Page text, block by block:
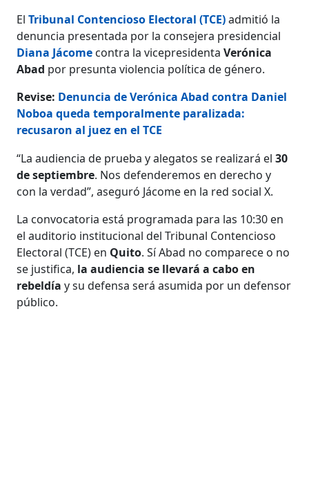
ElTribunal Contencioso Electoral (TCE)admitió la
denuncia presentada por la consejera presidencial
Diana Jácome contra la vicepresidentaVerónica
Abad por presunta violencia política de género.
Revise: Denuncia de Verónica Abad contra Daniel
Noboa queda temporalmente paralizada:
recusaron al juez en el TCE
“La audiencia de prueba y alegatos se realizará el30
de septiembre. Nos defenderemos en derecho y
con la verdad”, aseguró Jácome en la red social X.
La convocatoria está programada para las 10:30 en
el auditorio institucional del Tribunal Contencioso
Electoral (TCE) en Quito. Sí Abad no comparece o no
se justifica, la audiencia se llevará a cabo en
rebeldía y su defensa será asumida por un defensor
público.